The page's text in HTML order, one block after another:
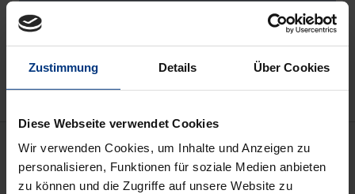
Zustimmung Details Über Cookies
Diese Webseite verwendet Cookies
Wir verwenden Cookies, um Inhalte und Anzeigen zu
personalisieren, Funktionen für soziale Medien anbieten
zu können und die Zugriffe auf unsere Website zu
Zur Wunschliste hinzufügen
Hinweise zu Versandkosten
Beschreibung
Zu den Mythen, die sich um das Jahrhundertereignis